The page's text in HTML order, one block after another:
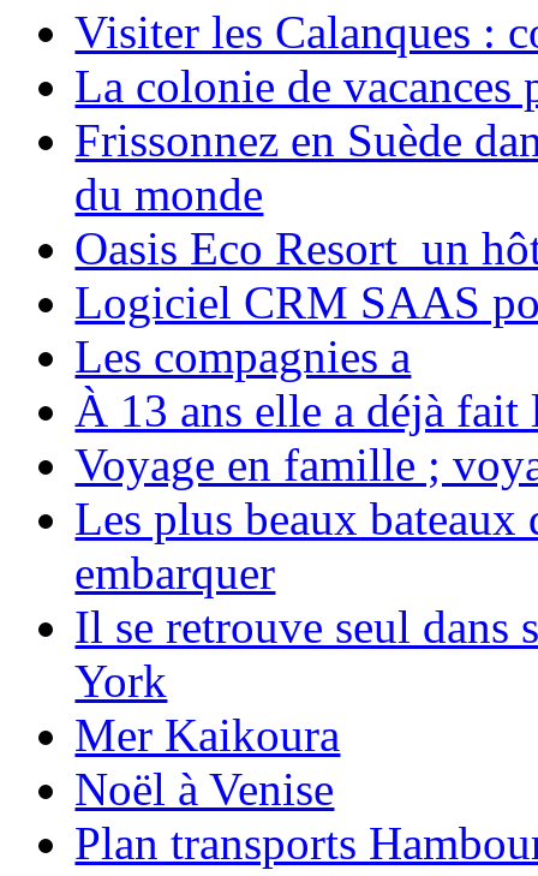
Visiter les Calanques :
La colonie de vacances
Frissonnez en Suède
du monde
Oasis Eco Resort un
Logiciel CRM SAAS
Les compagnies a
À 13 ans elle a déjà
Voyage en famille ;
Les plus beaux bateaux
embarquer
Il se retrouve seul dans
York
Mer Kaikoura
Noël à Venise
Plan transports